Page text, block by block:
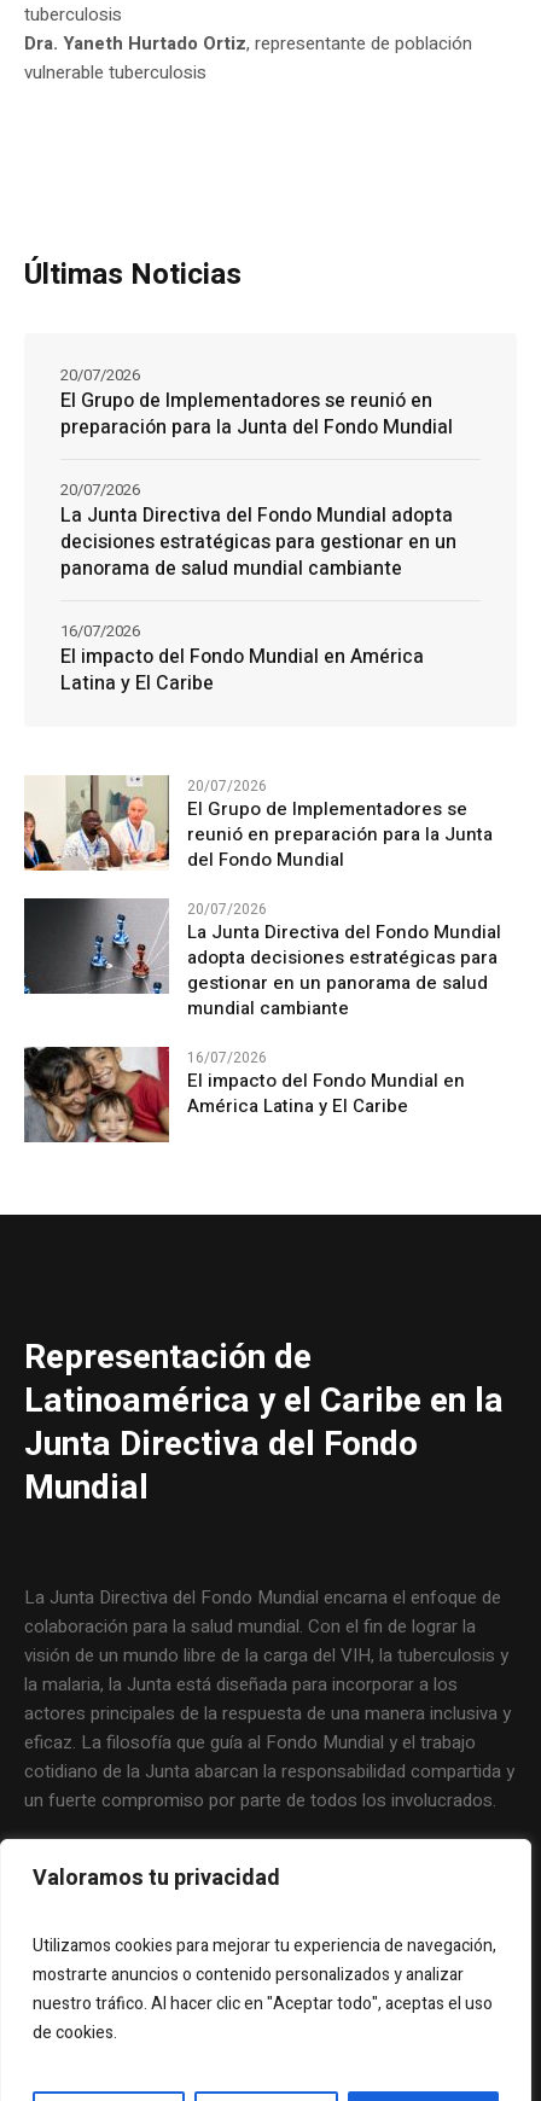
Valoramos tu privacidad
Utilizamos cookies para mejorar tu experiencia de navegación,
mostrarte anuncios o contenido personalizados y analizar
nuestro tráfico. Al hacer clic en "Aceptar todo", aceptas el uso
de cookies.
tuberculosis
Dra. Yaneth Hurtado Ortiz, representante de población
vulnerable tuberculosis
Últimas Noticias
El Grupo de Implementadores se reunió en
preparación para la Junta del Fondo Mundial
20/07/2026
La Junta Directiva del Fondo Mundial adopta
decisiones estratégicas para gestionar en un
panorama de salud mundial cambiante
20/07/2026
El impacto del Fondo Mundial en América
Latina y El Caribe
16/07/2026
20/07/2026
El Grupo de Implementadores se
reunió en preparación para la Junta
del Fondo Mundial
20/07/2026
La Junta Directiva del Fondo Mundial
adopta decisiones estratégicas para
gestionar en un panorama de salud
mundial cambiante
16/07/2026
El impacto del Fondo Mundial en
América Latina y El Caribe
Representación de
Latinoamérica y el Caribe en la
Junta Directiva del Fondo
Mundial
La Junta Directiva del Fondo Mundial encarna el enfoque de
colaboración para la salud mundial. Con el fin de lograr la
visión de un mundo libre de la carga del VIH, la tuberculosis y
la malaria, la Junta está diseñada para incorporar a los
actores principales de la respuesta de una manera inclusiva y
eficaz. La filosofía que guía al Fondo Mundial y el trabajo
cotidiano de la Junta abarcan la responsabilidad compartida y
un fuerte compromiso por parte de todos los involucrados.